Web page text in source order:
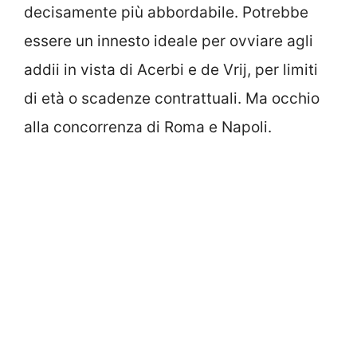
decisamente più abbordabile. Potrebbe
essere un innesto ideale per ovviare agli
addii in vista di Acerbi e de Vrij, per limiti
di età o scadenze contrattuali. Ma occhio
alla concorrenza di Roma e Napoli.